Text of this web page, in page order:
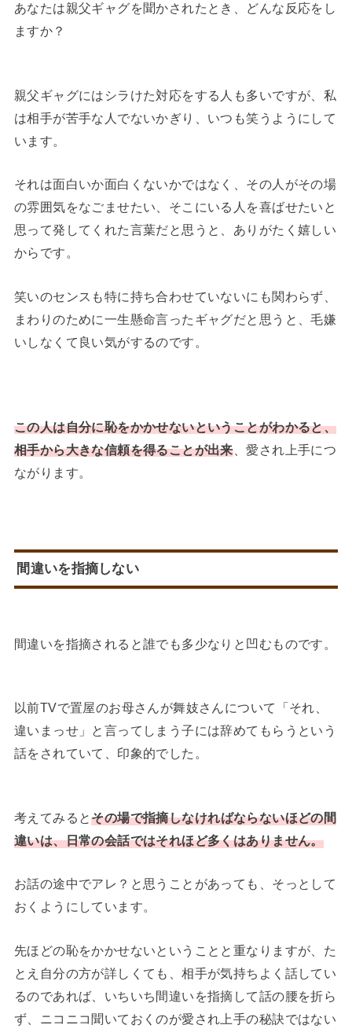
あなたは親父ギャグを聞かされたとき、どんな反応をし
ますか？
親父ギャグにはシラけた対応をする人も多いですが、私
は相手が苦手な人でないかぎり、いつも笑うようにして
います。
それは面白いか面白くないかではなく、その人がその場
の雰囲気をなごませたい、そこにいる人を喜ばせたいと
思って発してくれた言葉だと思うと、ありがたく嬉しい
からです。
笑いのセンスも特に持ち合わせていないにも関わらず、
まわりのために一生懸命言ったギャグだと思うと、毛嫌
いしなくて良い気がするのです。
この人は自分に恥をかかせないということがわかると、
相手から大きな信頼を得ることが出来、愛され上手につ
ながります。
間違いを指摘しない
間違いを指摘されると誰でも多少なりと凹むものです。
以前TVで置屋のお母さんが舞妓さんについて「それ、
違いまっせ」と言ってしまう子には辞めてもらうという
話をされていて、印象的でした。
考えてみるとその場で指摘しなければならないほどの間
違いは、日常の会話ではそれほど多くはありません。
お話の途中でアレ？と思うことがあっても、そっとして
おくようにしています。
先ほどの恥をかかせないということと重なりますが、た
とえ自分の方が詳しくても、相手が気持ちよく話してい
るのであれば、いちいち間違いを指摘して話の腰を折ら
ず、ニコニコ聞いておくのが愛され上手の秘訣ではない